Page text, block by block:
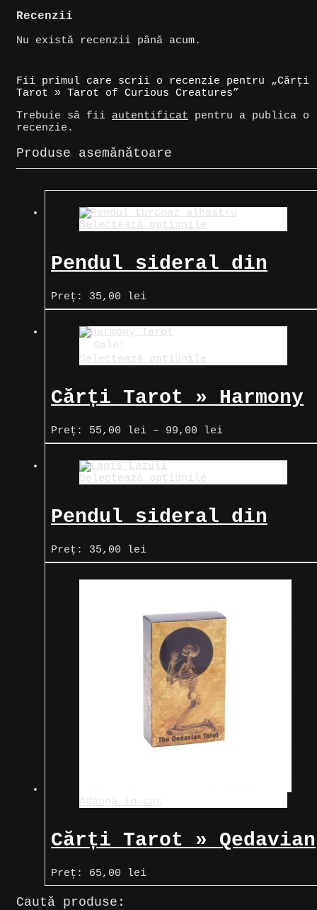
Recenzii
Nu există recenzii până acum.
Fii primul care scrii o recenzie pentru „Cărți
Tarot » Tarot of Curious Creatures”
Trebuie să fii autentificat pentru a publica o
recenzie.
Produse asemănătoare
Selectează opțiunile
Pendul sideral din
turcoaz albastru
Preț: 35,00 lei
Sale!
Selectează opțiunile
Cărți Tarot » Harmony
Tarot
Preț: 55,00 lei – 99,00 leiInterval
de
Selectează opțiunile
Pendul sideral din
Lapis Lazuli (Piatra
lunii)
Preț: 35,00 lei
Adaugă în coș
Cărți Tarot » Qedavian
Tarot
Preț: 65,00 lei
Caută produse: